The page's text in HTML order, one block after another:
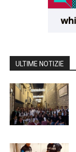
ULTIME NOTIZIE